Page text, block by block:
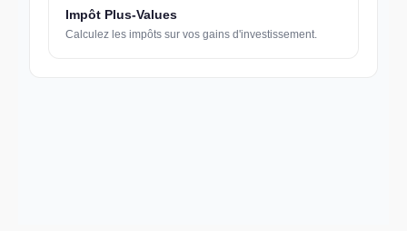
Impôt Plus-Values
Calculez les impôts sur vos gains d'investissement.